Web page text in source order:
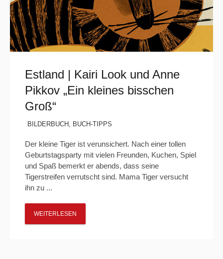
Estland | Kairi Look und Anne
Pikkov „Ein kleines bisschen
Groß“
BILDERBUCH , BUCH-TIPPS
Der kleine Tiger ist verunsichert. Nach einer tollen
Geburtstagsparty mit vielen Freunden, Kuchen, Spiel
und Spaß bemerkt er abends, dass seine
Tigerstreifen verrutscht sind. Mama Tiger versucht
ihn zu ...
WEITERLESEN